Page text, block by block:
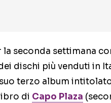
la seconda settimana
dischi più venduti in
terzo album
di Capo Plaza